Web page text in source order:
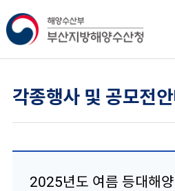
각종행사 및 공모전안
2025년도 여름 등대해